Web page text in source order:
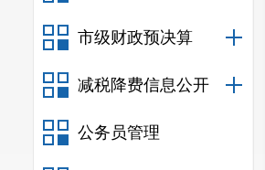
市级财政预决算
减税降费信息公开
公务员管理